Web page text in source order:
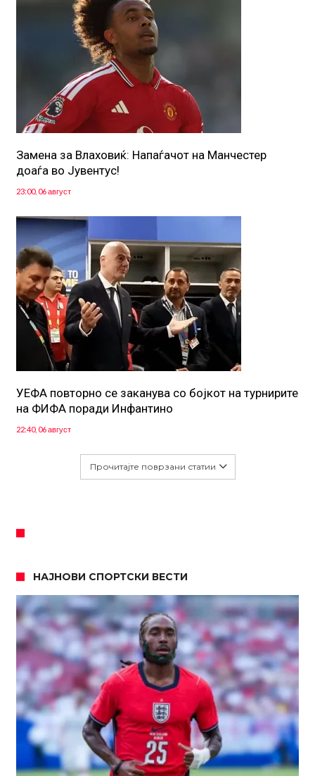
Замена за Влаховиќ: Напаѓачот на Манчестер
доаѓа во Јувентус!
23:00, 06 август
УЕФА повторно се заканува со бојкот на турнирите
на ФИФА поради Инфантино
22:40, 06 август
Прочитајте поврзани статии
НАЈНОВИ СПОРТСКИ ВЕСТИ